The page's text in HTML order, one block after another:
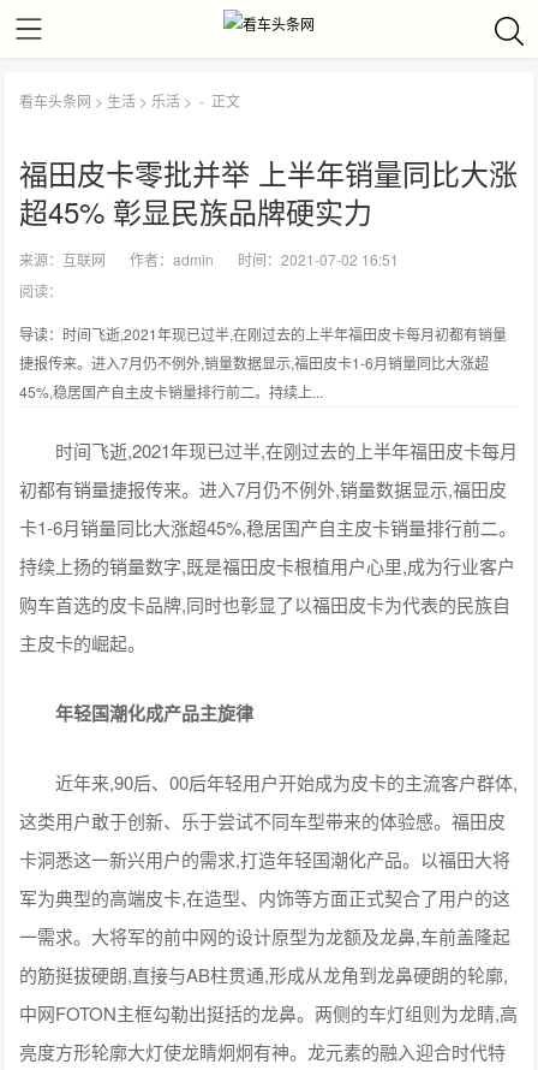
看车头条网 > 生活 > 乐活 > - 正文
福田皮卡零批并举 上半年销量同比大涨
超45% 彰显民族品牌硬实力
来源： 互联网 作者：admin
时间：2021-07-02 16:51
阅读：
导读：时间飞逝,2021年现已过半,在刚过去的上半年福田皮卡每月初都有销量
捷报传来。进入7月仍不例外,销量数据显示,福田皮卡1-6月销量同比大涨超
45%,稳居国产自主皮卡销量排行前二。持续上...
时间飞逝,2021年现已过半,在刚过去的上半年福田皮卡每月
初都有销量捷报传来。进入7月仍不例外,销量数据显示,福田皮
卡1-6月销量同比大涨超45%,稳居国产自主皮卡销量排行前二。
持续上扬的销量数字,既是福田皮卡根植用户心里,成为行业客户
购车首选的皮卡品牌,同时也彰显了以福田皮卡为代表的民族自
主皮卡的崛起。
年轻国潮化成产品主旋律
近年来,90后、00后年轻用户开始成为皮卡的主流客户群体,
这类用户敢于创新、乐于尝试不同车型带来的体验感。福田皮
卡洞悉这一新兴用户的需求,打造年轻国潮化产品。以福田大将
军为典型的高端皮卡,在造型、内饰等方面正式契合了用户的这
一需求。大将军的前中网的设计原型为龙额及龙鼻,车前盖隆起
的筋挺拔硬朗,直接与AB柱贯通,形成从龙角到龙鼻硬朗的轮廓,
中网FOTON主框勾勒出挺括的龙鼻。两侧的车灯组则为龙睛,高
亮度方形轮廓大灯使龙睛炯炯有神。龙元素的融入迎合时代特